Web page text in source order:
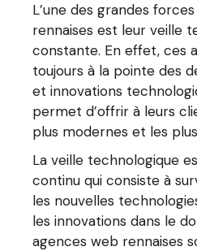
L’une des grandes
rennaises est leur veille
constante. En effet, ces
toujours à la pointe des
et innovations
permet d’offrir à leurs
plus modernes et les
La veille technologique
continu qui consiste à
les nouvelles
les innovations dans le
agences web rennaises